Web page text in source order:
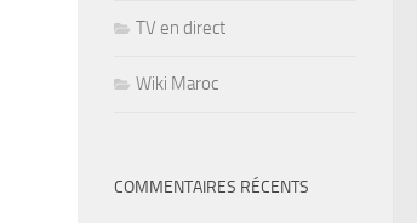
TV en direct
Wiki Maroc
COMMENTAIRES RÉCENTS